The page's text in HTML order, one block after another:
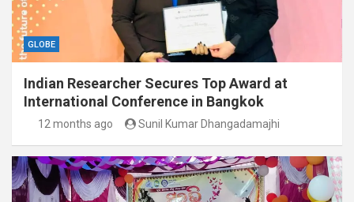
GLOBE
Indian Researcher Secures Top Award at
International Conference in Bangkok
12 months ago Sunil Kumar Dhangadamajhi